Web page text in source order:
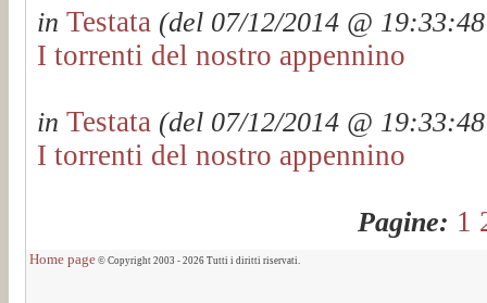
in Testata (del 07/12/2014 @
I torrenti del nostro appennino
in Testata (del 07/12/2014 @
I torrenti del nostro appennino
Pagine: 1
Home page © Copyright 2003 - 2026 Tutti i diritti riservati.